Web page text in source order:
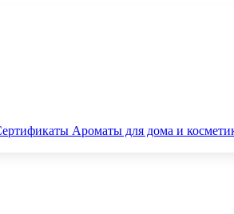
Ароматы для дома и